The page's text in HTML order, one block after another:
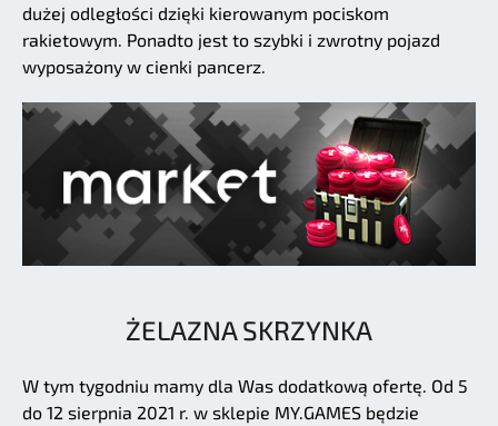
dużej odległości dzięki kierowanym pociskom
rakietowym. Ponadto jest to szybki i zwrotny pojazd
wyposażony w cienki pancerz.
ŻELAZNA SKRZYNKA
W tym tygodniu mamy dla Was dodatkową ofertę. Od 5
do 12 sierpnia 2021 r. w sklepie MY.GAMES będzie